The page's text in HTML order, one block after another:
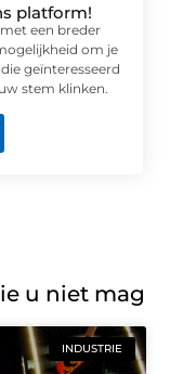
platform!
een breder
om je
geïnteresseerd
stem klinken.
u niet mag
INDUSTRIE